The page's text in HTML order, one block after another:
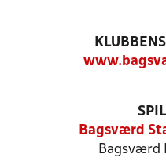
Bagsværd
Bagsværd